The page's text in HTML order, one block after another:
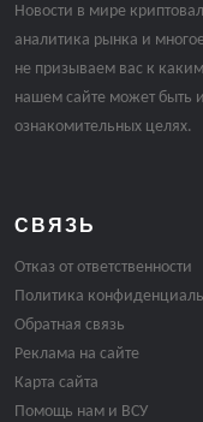
Новости в мире
аналитика рынка и
не призываем вас к
нашем сайте может быть
ознакомительных целях.
СВЯЗЬ
Отказ от ответственности
Политика
Обратная связь
Реклама на сайте
Карта сайта
Помощь нам и ВСУ